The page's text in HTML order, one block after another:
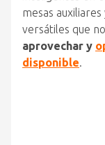
mesas
versátiles que
aprovechar y
disponible.